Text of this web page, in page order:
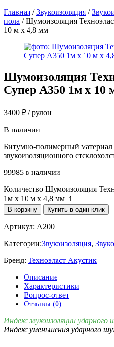
Главная /Звукоизоляция /
пола / Шумоизоляция
10 м х 4,8 мм
Шумоизоляция
Супер А350 1м х 10
3400 ₽ / рулон
В наличии
Битумно-полимерный материал
звукоизоляционного
99985 в наличии
Количество Шумоизоляция
1м х 10 м х 4,8 мм
В корзину Купить в один клик
Артикул: A200
Категории:Звукоизоляция,
Бренд: Техноэласт Акустик
Описание
Характеристики
Вопрос-ответ
Отзывы (0)
Индекс звукоизоляции ударного
Индекс уменьшения ударного